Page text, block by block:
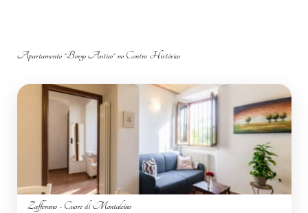
Apartamento "Borgo Antico" no Centro Histórico
Zafferano - Cuore di Montalcino